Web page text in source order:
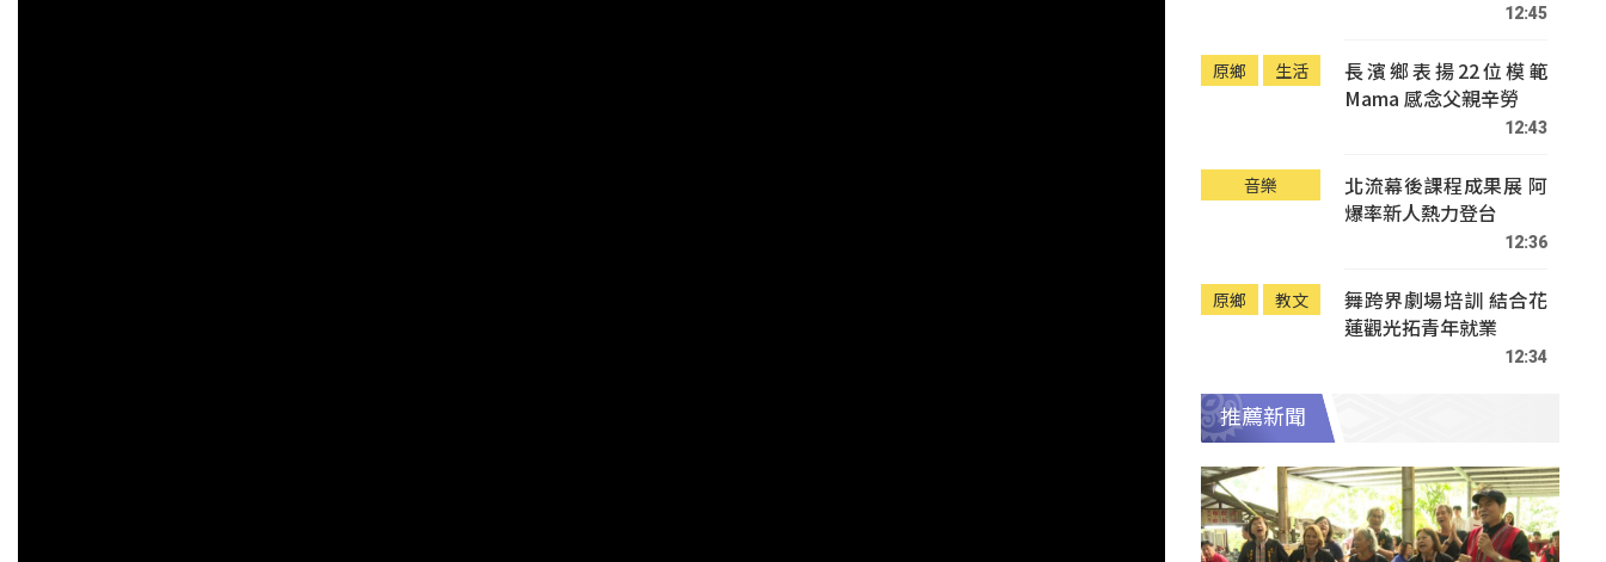
12:45
原鄉 生活
長濱鄉表揚22位模範
Mama 感念父親辛勞
12:43
音樂
北流幕後課程成果展 阿
爆率新人熱力登台
12:36
原鄉 教文
舞跨界劇場培訓 結合花
蓮觀光拓青年就業
12:34
推薦新聞